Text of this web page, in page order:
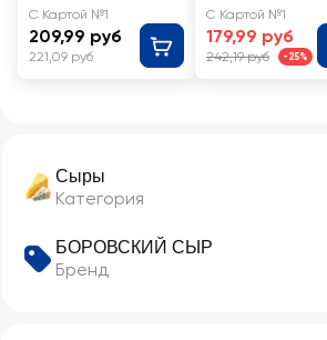
Сыры
Категория
БОРОВСКИЙ СЫР
Бренд
С Картой №1
209,99 руб
221,09 руб
С Картой №1
179,99 руб
242,19 руб -25%